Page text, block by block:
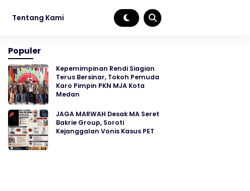
Tentang Kami
Populer
Kepemimpinan Rendi Siagian
Terus Bersinar, Tokoh Pemuda
Karo Pimpin PKN MJA Kota
Medan
JAGA MARWAH Desak MA Seret
Bakrie Group, Soroti
Kejanggalan Vonis Kasus PET